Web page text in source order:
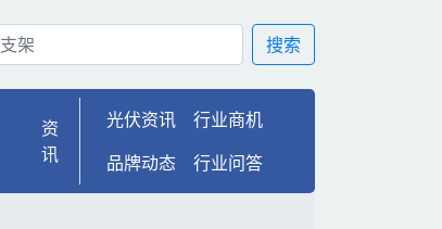
搜索
资
讯
光伏资讯
行业商机
品牌动态
行业问答